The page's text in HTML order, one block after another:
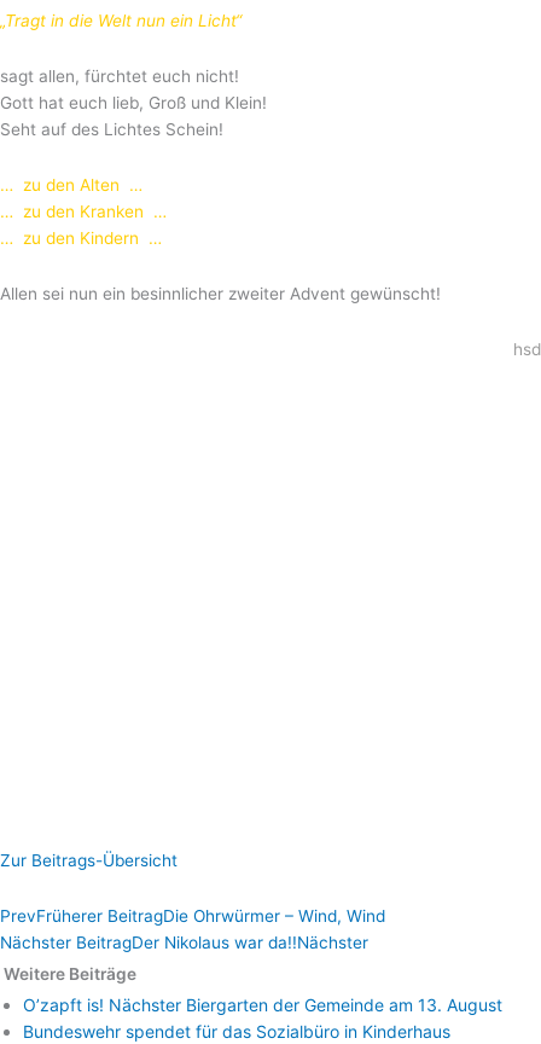
„Tragt in die Welt nun ein Licht“
sagt allen, fürchtet euch nicht!
Gott hat euch lieb, Groß und Klein!
Seht auf des Lichtes Schein!
… zu den Alten …
… zu den Kranken …
… zu den Kindern …
Allen sei nun ein besinnlicher zweiter Advent gewünscht!
hsd
Zur Beitrags-Übersicht
PrevFrüherer BeitragDie Ohrwürmer – Wind, Wind
Nächster BeitragDer Nikolaus war da!!Nächster
Weitere Beiträge
O’zapft is! Nächster Biergarten der Gemeinde am 13. August
Bundeswehr spendet für das Sozialbüro in Kinderhaus